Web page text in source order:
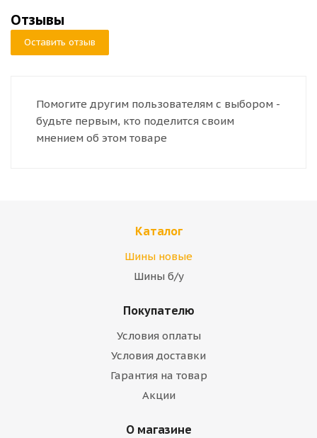
Отзывы
Оставить отзыв
Помогите другим пользователям с выбором -
будьте первым, кто поделится своим
мнением об этом товаре
Каталог
Шины новые
Шины б/у
Покупателю
Условия оплаты
Условия доставки
Гарантия на товар
Акции
О магазине